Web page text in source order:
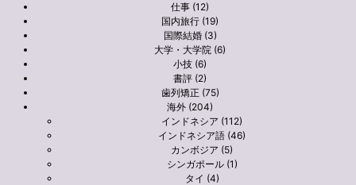
仕事 (12)
国内旅行 (19)
国際結婚 (3)
大学・大学院 (6)
小技 (6)
書評 (2)
歯列矯正 (75)
海外 (204)
インドネシア (112)
インドネシア語 (46)
カンボジア (5)
シンガポール (1)
タイ (4)